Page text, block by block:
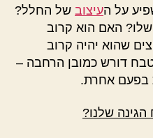
על העיצוב של החלל?
האם הוא קרוב
שהוא יהיה קרוב
דורש כמובן הרחבה –
בפעם אחרת.
שלנו?